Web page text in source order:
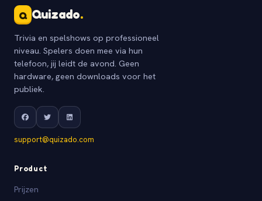
Q Quizado.
Trivia en spelshows op professioneel
niveau. Spelers doen mee via hun
telefoon, jij leidt de avond. Geen
hardware, geen downloads voor het
publiek.
support@quizado.com
Product
Prijzen